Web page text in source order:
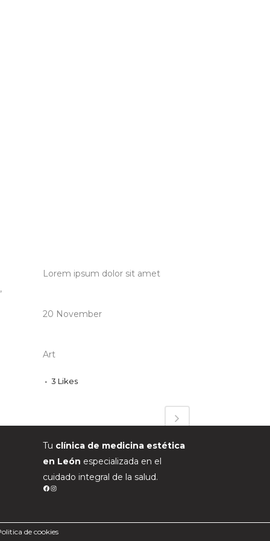
Lorem ipsum dolor sit amet
20 November
Art
3 Likes
Tu clínica de medicina estética
en León especializada en el
cuidado integral de la salud.
FACEBOOK
INSTAGRAM
de cookies